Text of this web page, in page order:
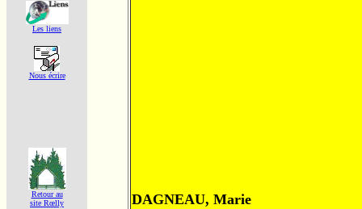
Les liens
Nous écrire
Retour au
site Rœlly
DAGNEAU, Marie